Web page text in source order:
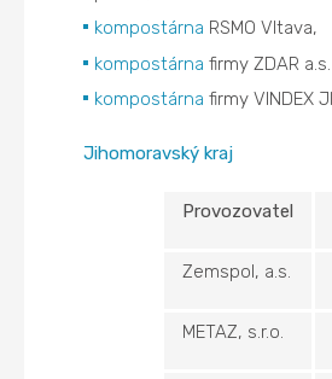
kompostárna RSMO Vltava,
kompostárna firmy ZDAR
kompostárna firmy VINDEX
Jihomoravský kraj
Provozovatel
Zemspol, a.s.
METAZ, s.r.o.